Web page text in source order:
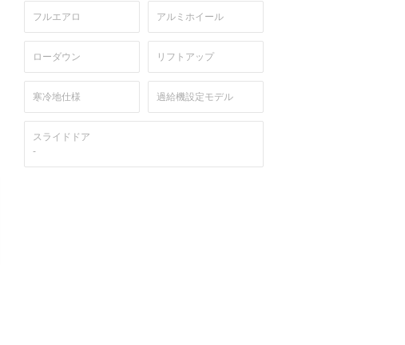
フルエアロ アルミホイール
ローダウン リフトアップ
寒冷地仕様 過給機設定モデル
スライドドア
-